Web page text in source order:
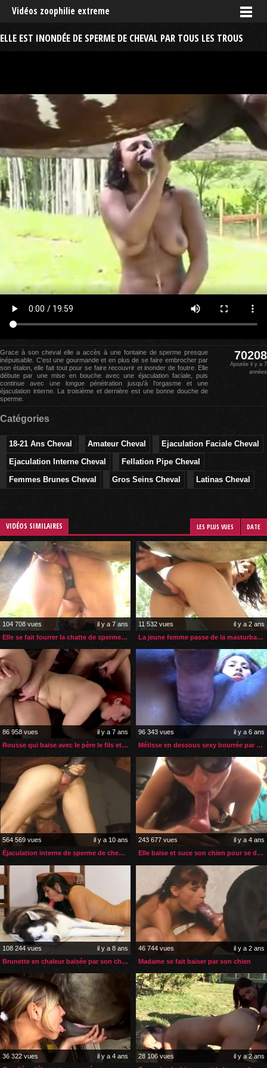
Vidéos zoophilie extreme
ELLE EST INONDÉE DE SPERME DE CHEVAL PAR TOUS LES TROUS
Grace à son cheval elle a accès à une fontaine de sperme presque
inépuisable. C'est une gourmande et en plus de se faire embrocher par
son étalon, elle fait tout pour se faire recouvrir et inonder de foutre. Elle
débute par une mise en bouche avec une éjaculation faciale, puis
continue avec une longue pénétration jusqu'à l'orgasme et une
éjaculation interne. La troisième et dernière est une bonne douche de
sperme.
70208
Ajoutée il y a 7
années
Catégories
18-21 Ans Cheval Amateur Cheval
Ejaculation Faciale Cheval
Ejaculation Interne Cheval
Fellation Pipe Cheval
Femmes Brunes Cheval
Gros Seins Cheval Latinas Cheval
VIDÉOS SIMILAIRES LES PLUS VUES DATE
104 708 vues
il y a 7 ans
Elle se fait fourrer la chatte de sperme de cheval
11 532 vues
il y a 2 ans
La jeune femme passe de la masturbation à la zoophilie extrême
86 958 vues
il y a 7 ans
Rousse qui baise avec le père le fils et le chien
96 343 vues
il y a 6 ans
Métisse en dessous sexy bourrée par un cheval
564 569 vues
il y a 10 ans
Éjaculation interne de sperme de cheval pour la petite blonde
243 677 vues
il y a 4 ans
Elle baise et suce son chien pour se délecter de son sperme
108 244 vues
il y a 8 ans
Brunette en chaleur baisée par son chien dans son salon
46 744 vues
il y a 2 ans
Madame se fait baiser par son chien
36 322 vues
il y a 4 ans
28 106 vues
il y a 2 ans